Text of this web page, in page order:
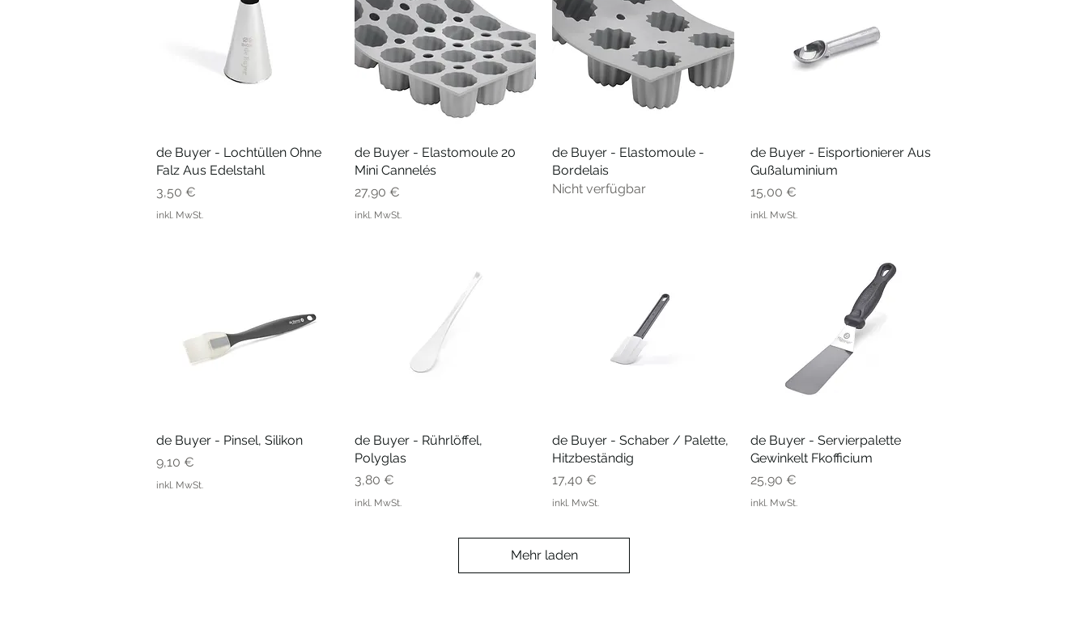
Schnellansicht
de Buyer - Lochtüllen Ohne
Falz Aus Edelstahl
Preis
3,50 €
inkl. MwSt.
Schnellansicht
de Buyer - Elastomoule 20
Mini Cannelés
Preis
27,90 €
inkl. MwSt.
Schnellansicht
de Buyer - Elastomoule -
Bordelais
Nicht verfügbar
Schnellansicht
de Buyer - Eisportionierer Aus
Gußaluminium
Preis
15,00 €
inkl. MwSt.
Schnellansicht
de Buyer - Pinsel, Silikon
Preis
9,10 €
inkl. MwSt.
Schnellansicht
de Buyer - Rührlöffel,
Polyglas
Preis
3,80 €
inkl. MwSt.
Schnellansicht
de Buyer - Schaber / Palette,
Hitzbeständig
Preis
17,40 €
inkl. MwSt.
Schnellansicht
de Buyer - Servierpalette
Gewinkelt Fkofficium
Preis
25,90 €
inkl. MwSt.
Mehr laden